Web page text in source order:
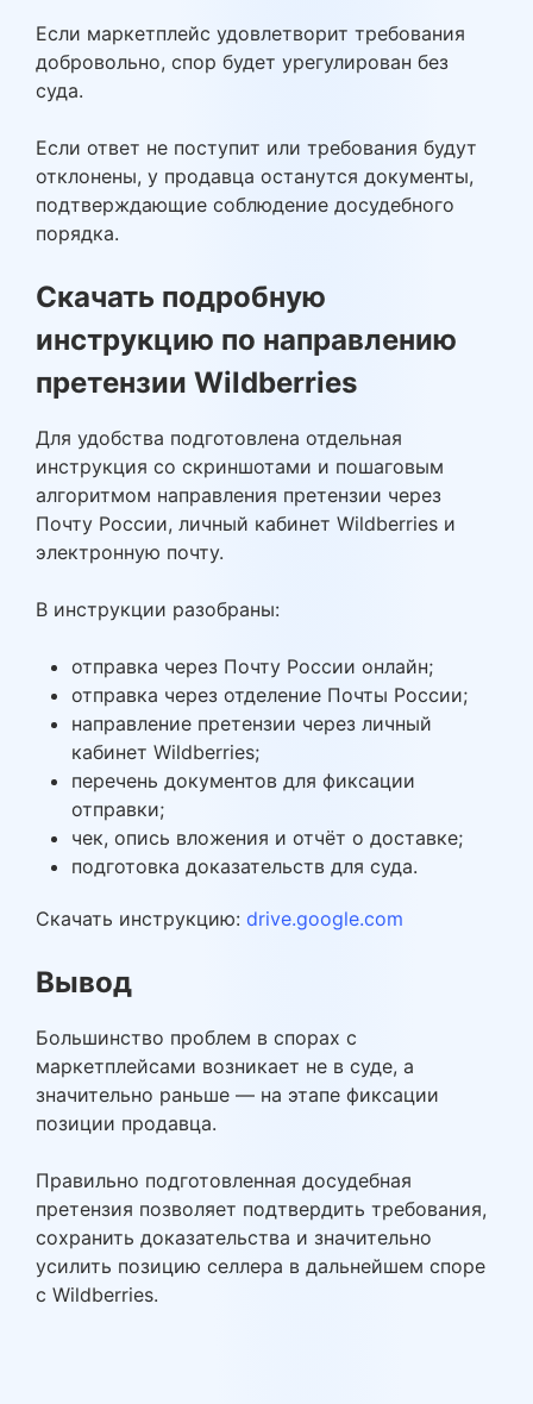
Если маркетплейс удовлетворит требования
добровольно, спор будет урегулирован без
суда.
Если ответ не поступит или требования будут
отклонены, у продавца останутся документы,
подтверждающие соблюдение досудебного
порядка.
Скачать подробную
инструкцию по направлению
претензии Wildberries
Для удобства подготовлена отдельная
инструкция со скриншотами и пошаговым
алгоритмом направления претензии через
Почту России, личный кабинет Wildberries и
электронную почту.
В инструкции разобраны:
отправка через Почту России онлайн;
отправка через отделение Почты России;
направление претензии через личный
кабинет Wildberries;
перечень документов для фиксации
отправки;
чек, опись вложения и отчёт о доставке;
подготовка доказательств для суда.
Скачать инструкцию: drive.google.com
Вывод
Большинство проблем в спорах с
маркетплейсами возникает не в суде, а
значительно раньше — на этапе фиксации
позиции продавца.
Правильно подготовленная досудебная
претензия позволяет подтвердить требования,
сохранить доказательства и значительно
усилить позицию селлера в дальнейшем споре
с Wildberries.